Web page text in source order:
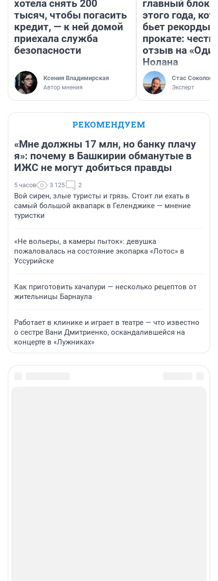
хотела снять 200
тысяч, чтобы погасить
кредит, — к ней домой
приехала служба
безопасности
Ксения Владимирская
Автор мнения
главный
этого года,
бьет рекорды в
прокате:
отзыв на
Нолана
Стас Соколов
Эксперт
РЕКОМЕНДУЕМ
«Мне должны 17 млн, но банку плачу
я»: почему в Башкирии обманутые в
ИЖС не могут добиться правды
5 часов 3 125 2
Вой сирен, злые туристы и грязь. Стоит ли ехать в
самый большой аквапарк в Геленджике — мнение
туристки
«Не вольеры, а камеры пыток»: девушка
пожаловалась на состояние экопарка «Лотос» в
Уссурийске
Как приготовить хачапури — несколько рецептов от
жительницы Барнаула
Работает в клинике и играет в театре — что известно
о сестре Вани Дмитриенко, оскандалившейся на
концерте в «Лужниках»